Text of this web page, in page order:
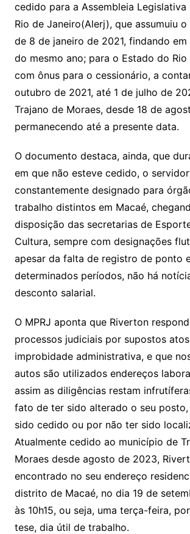
cedido para a Assembleia
Rio de Janeiro(Alerj), que assumuiu
de 8 de janeiro de 2021, findando em
do mesmo ano; para o Estado do Rio
com ônus para o cessionário, a
outubro de 2021, até 1 de julho de
Trajano de Moraes, desde 18 de
permanecendo até a presente data.
O documento destaca, ainda, que
em que não esteve cedido, o
constantemente designado para
trabalho distintos em Macaé,
disposição das secretarias de
Cultura, sempre com designações
apesar da falta de registro de ponto
determinados períodos, não há
desconto salarial.
O MPRJ aponta que Riverton
processos judiciais por supostos
improbidade administrativa, e que
autos são utilizados endereços
assim as diligências restam
fato de ter sido alterado o seu
sido cedido ou por não ter sido
Atualmente cedido ao município de
Moraes desde agosto de 2023,
encontrado no seu endereço
distrito de Macaé, no dia 19 de
às 10h15, ou seja, uma terça-feira,
tese, dia útil de trabalho.